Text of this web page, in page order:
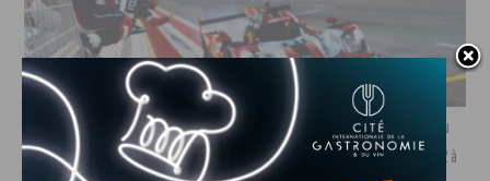
Charles Milesi (de dos) assiste en premières loges à la victoire de son Oreca du
team WRT aux 8 Heures de Bahreïn en 2021. Titre de champion du monde LMP2 à